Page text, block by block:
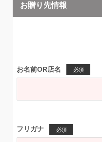
お贈り先情報
お名前OR店名 必須
フリガナ 必須